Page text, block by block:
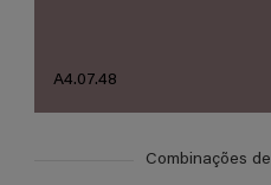
A4.07.48
Combinações